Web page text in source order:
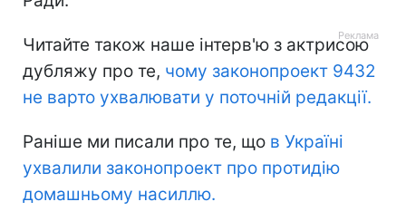
Читайте також наше інтерв'ю з актрисою
дубляжу про те, чому законопроект 9432
не варто ухвалювати у поточній редакції.
Раніше ми писали про те, що в Україні
ухвалили законопроект про протидію
домашньому насиллю.